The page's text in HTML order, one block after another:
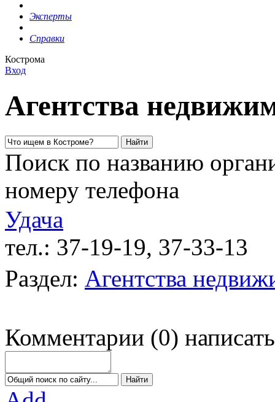
Эксперты
Справки
Кострома
Вход
Агентства
Поиск по названию
номеру телефона
Удача
тел.: 37-19-19, 37-33-13
Раздел: Агентства
Комментарии (0) написать